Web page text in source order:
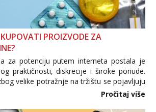
PROIZVODE ZA
za potenciju putem interneta postala je
praktičnosti, diskrecije i široke ponude.
velike potražnje na tržištu se pojavljuju
proizvodi, nepouzdane internetske
Pročitaj više